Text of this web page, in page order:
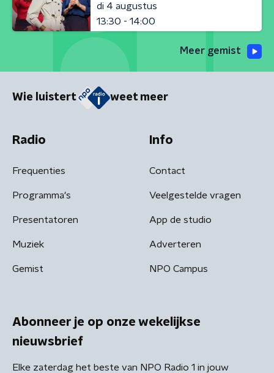
di 4 augustus
13:30 - 14:00
Meer gemist
Wie luistert weet meer
Radio
Frequenties
Programma's
Presentatoren
Muziek
Gemist
Info
Contact
Veelgestelde vragen
App de studio
Adverteren
NPO Campus
Abonneer je op onze wekelijkse
nieuwsbrief
Elke zaterdag het beste van NPO Radio 1 in jouw